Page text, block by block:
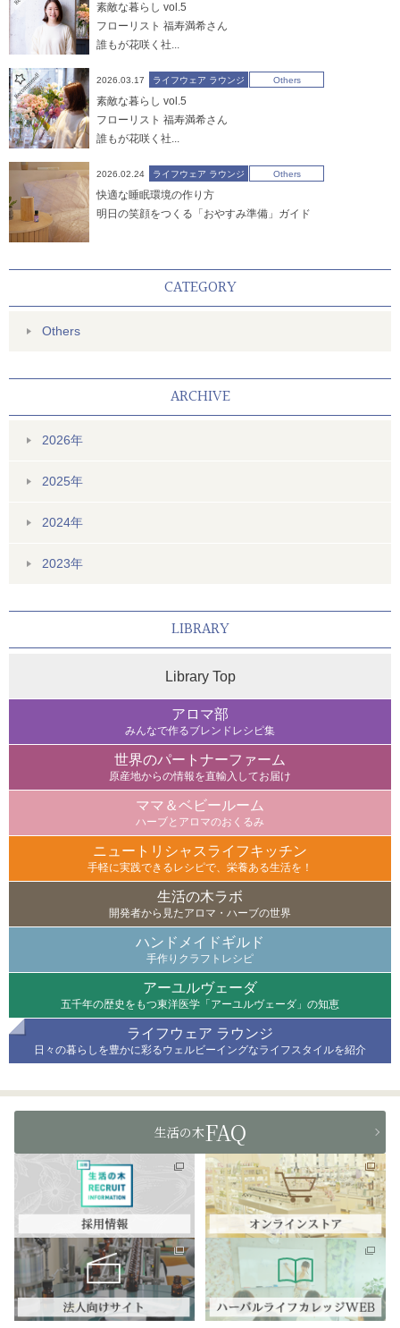
素敵な暮らし vol.5
フローリスト 福寿満希さん
誰もが花咲く社...
2026.03.17 ライフウェア ラウンジ Others
素敵な暮らし vol.5
フローリスト 福寿満希さん
誰もが花咲く社...
2026.02.24 ライフウェア ラウンジ Others
快適な睡眠環境の作り方
明日の笑顔をつくる「おやすみ準備」ガイド
CATEGORY
Others
ARCHIVE
2026年
2025年
2024年
2023年
LIBRARY
Library Top
アロマ部
みんなで作るブレンドレシピ集
世界のパートナーファーム
原産地からの情報を直輸入してお届け
ママ＆ベビールーム
ハーブとアロマのおくるみ
ニュートリシャスライフキッチン
手軽に実践できるレシピで、栄養ある生活を！
生活の木ラボ
開発者から見たアロマ・ハーブの世界
ハンドメイドギルド
手作りクラフトレシピ
アーユルヴェーダ
五千年の歴史をもつ東洋医学「アーユルヴェーダ」の知恵
ライフウェア ラウンジ
日々の暮らしを豊かに彩るウェルビーイングなライフスタイルを紹介
生活の木FAQ